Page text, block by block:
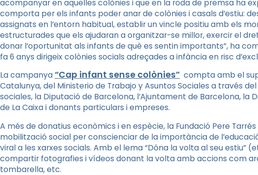
acompanyar en aquelles colònies i que en la roda de premsa ha
comporta per els infants poder anar de colònies i casals d’estiu:
assignats en l’entorn habitual, establir un vincle positiu amb els
estructurades que els ajudaran a organitzar-se millor, exercir el
donar l’oportunitat als infants de què es sentin importants”, ha
fa 6 anys dirigeix colònies socials adreçades a infància en risc
La campanya“Cap infant sense colònies” compta amb el
Catalunya, del Ministerio de Trabajo y Asuntos Sociales a través
sociales, la Diputació de Barcelona, l’Ajuntament de Barcelona, la
de La Caixa i donants particulars i empreses.
A més de donatius econòmics i en espècie, la Fundació Pere
mobilització social per conscienciar de la importància de
viral a les xarxes socials. Amb el lema “Dóna la volta al seu estiu”
compartir fotografies i vídeos donant la volta amb accions com
tombarella, etc.